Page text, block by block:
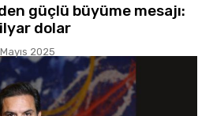
güçlü büyüme mesajı:
dolar
2025